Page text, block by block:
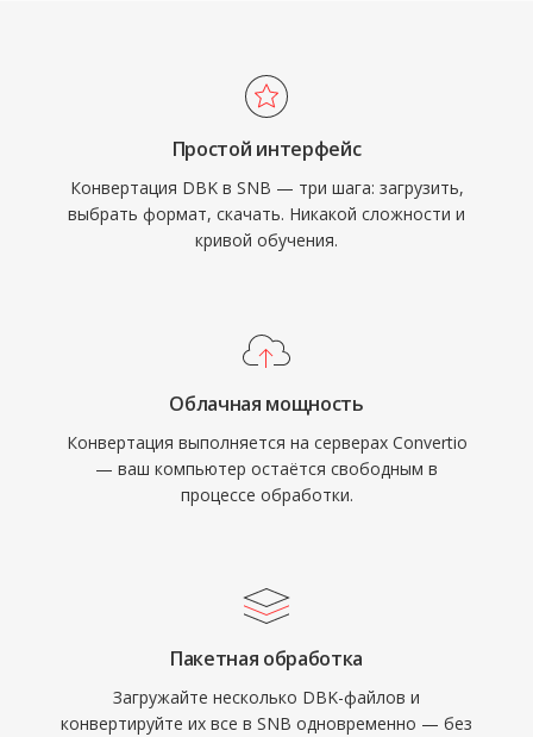
Простой интерфейс
Конвертация DBK в SNB — три шага: загрузить,
выбрать формат, скачать. Никакой сложности и
кривой обучения.
Облачная мощность
Конвертация выполняется на серверах Convertio
— ваш компьютер остаётся свободным в
процессе обработки.
Пакетная обработка
Загружайте несколько DBK-файлов и
конвертируйте их все в SNB одновременно — без